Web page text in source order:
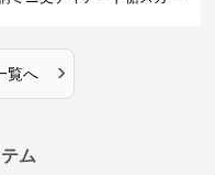
覧へ ›
ム